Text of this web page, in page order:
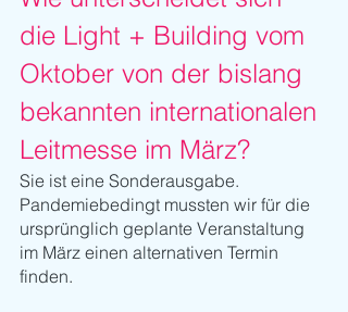
die Light + Building vom
Oktober von der bislang
bekannten internationalen
Leitmesse im März?
Sie ist eine Sonderausgabe.
Pandemiebedingt mussten wir für die
ursprünglich geplante Veranstaltung
im März einen alternativen Termin
finden.